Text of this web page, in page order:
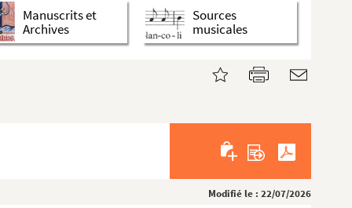
Manuscrits et
Archives
Sources
musicales
Modifié le : 22/07/2026